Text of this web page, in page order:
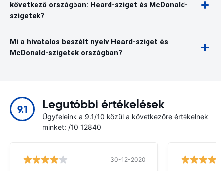
következő országban: Heard-sziget és McDonald-
szigetek?
Mi a hivatalos beszélt nyelv Heard-sziget és
McDonald-szigetek országban?
9.1 Legutóbbi értékelések
Ügyfeleink a 9.1/10 közül a következőre értékelnek
minket: /10 12840
30-12-2020